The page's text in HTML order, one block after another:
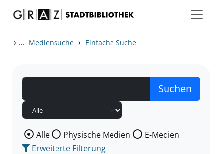
› ... Mediensuche › Einfache Suche
Wählen Sie die Medienart nach der Sie suchen wollen.
Alle Physische Medien
E-Medien
Erweiterte Filterung